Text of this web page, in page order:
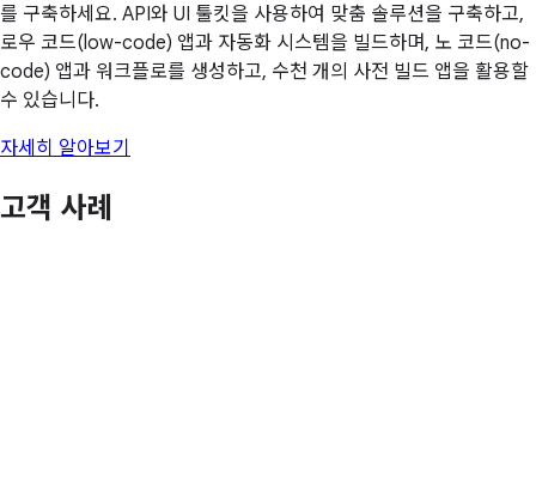
를 구축하세요. API와 UI 툴킷을 사용하여 맞춤 솔루션을 구축하고,
로우 코드(low-code) 앱과 자동화 시스템을 빌드하며, 노 코드(no-
code) 앱과 워크플로를 생성하고, 수천 개의 사전 빌드 앱을 활용할
수 있습니다.
자세히 알아보기
고객 사례